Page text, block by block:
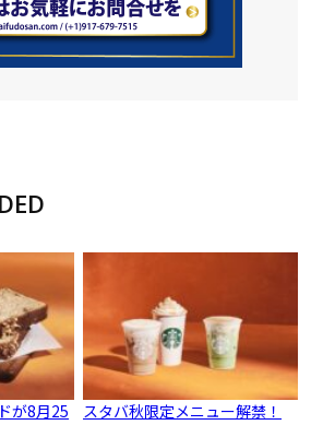
が8月25
スタバ秋限定メニュー解禁！